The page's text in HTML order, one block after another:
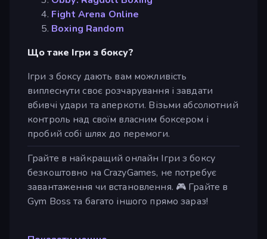
Fight Arena Online
Boxing Random
Що таке Ігри з боксу?
Ігри з боксу дають вам можливість
виплеснути своє розчарування і завдати
вбивчі удари та аперкоти. Візьми абсолютний
контроль над своїм власним боксером і
пробий собі шлях до перемоги.
Грайте в найкращий онлайн Ігри з боксу
безкоштовно на CrazyGames, не потребує
завантаження чи встановлення. 🎮 Грайте в
Gym Boss та багато іншого прямо зараз!